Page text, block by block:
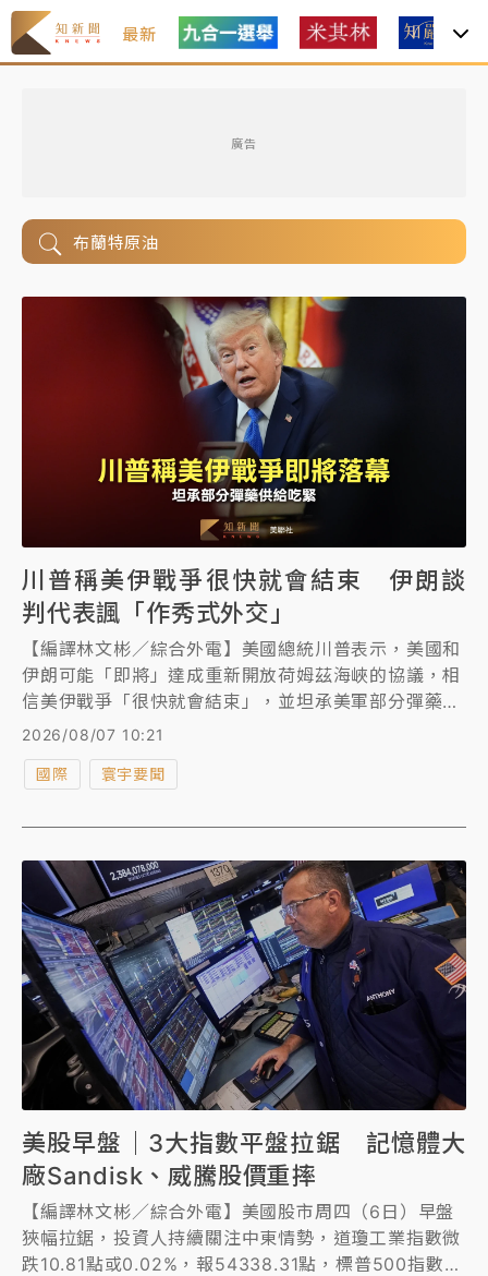
最新
廣告
布蘭特原油
川普稱美伊戰爭很快就會結束 伊朗談
判代表諷「作秀式外交」
【編譯林文彬／綜合外電】美國總統川普表示，美國和
伊朗可能「即將」達成重新開放荷姆茲海峽的協議，相
信美伊戰爭「很快就會結束」，並坦承美軍部分彈藥供
給吃緊。伊朗首席談判代表則指控川普表演「作秀式外
2026/08/07 10:21
國際 寰宇要聞
美股早盤｜3大指數平盤拉鋸 記憶體大
廠Sandisk、威騰股價重摔
【編譯林文彬／綜合外電】美國股市周四（6日）早盤
狹幅拉鋸，投資人持續關注中東情勢，道瓊工業指數微
跌10.81點或0.02%，報54338.31點，標普500指數漲